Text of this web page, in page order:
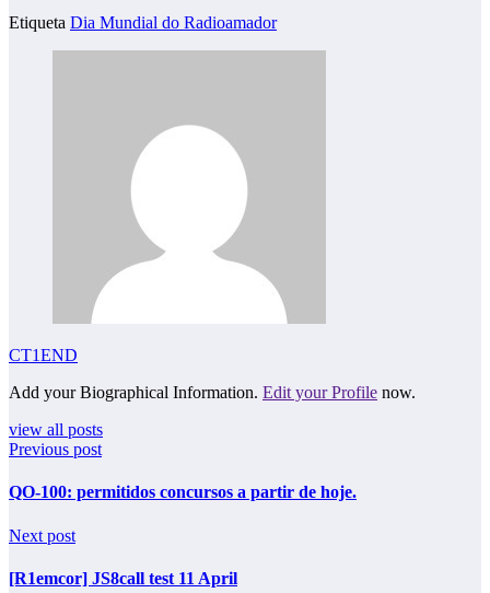
Etiqueta Dia Mundial do Radioamador
CT1END
Add your Biographical Information. Edit your Profile now.
view all posts
Previous post
QO-100: permitidos concursos a partir de hoje.
Next post
[R1emcor] JS8call test 11 April